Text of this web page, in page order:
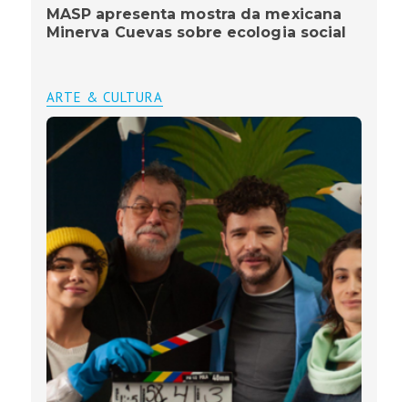
MASP apresenta mostra da mexicana
Minerva Cuevas sobre ecologia social
ARTE & CULTURA